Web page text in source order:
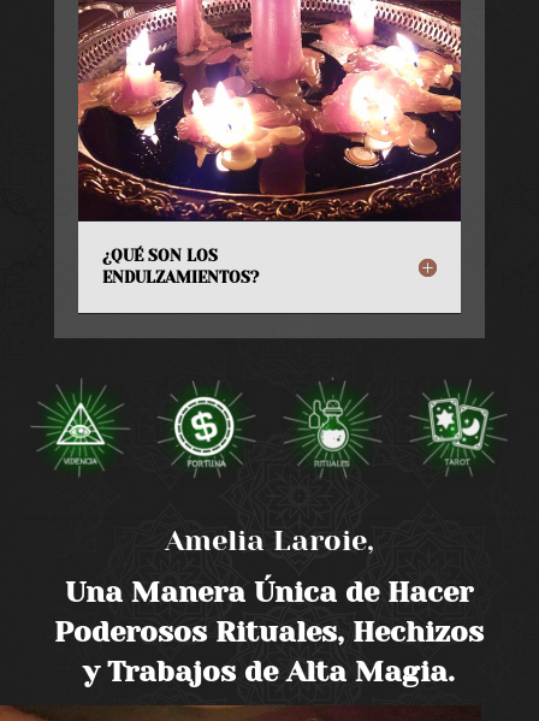
¿QUÉ SON LOS
ENDULZAMIENTOS?
Amelia Laroie,
Una Manera Única de Hacer
Poderosos Rituales, Hechizos
y Trabajos de Alta Magia.